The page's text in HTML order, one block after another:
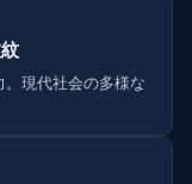
現代社会の多様な